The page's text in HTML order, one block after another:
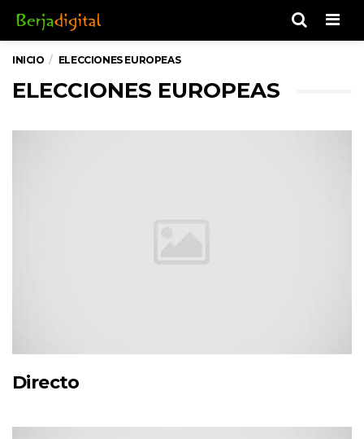
INICIO ELECCIONES EUROPEAS
ELECCIONES EUROPEAS
Directo